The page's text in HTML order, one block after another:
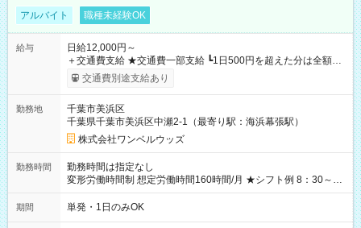
アルバイト 職種未経験OK
給与
日給12,000円～
＋交通費支給 ★交通費一部支給 ┗1日500円を超えた分は全額支
給！ ※往復500円以内の方は自己負担となります ★日払いOK！
（規定あり） ┗働いたその日に現金GET♪ お仕事後はコンビニ
なし
交通費別途支給あり
勤務地
千葉市美浜区
千葉県千葉市美浜区中瀬2-1（最寄り駅：海浜幕張駅）
株式会社ワンベルウッズ
勤務時間
勤務時間は指定なし
変形労働時間制 想定労働時間160時間/月 ★シフト例 8：30～
19：00
期間 単発・1日のみOK